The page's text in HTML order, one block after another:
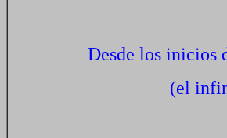
Desde los inicios
(el